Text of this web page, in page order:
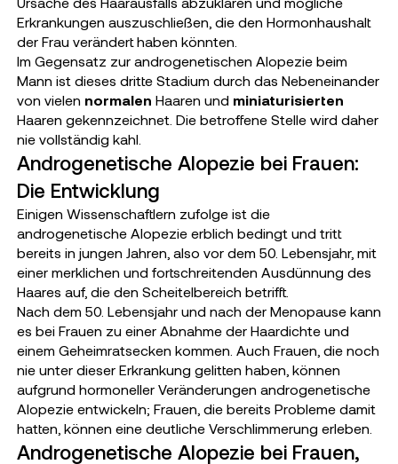
Erkrankungen auszuschließen, die den Hormonhaushalt
der Frau verändert haben könnten.
Im Gegensatz zur androgenetischen Alopezie beim
Mann ist dieses dritte Stadium durch das Nebeneinander
von vielen normalen Haaren und miniaturisierten
Haaren gekennzeichnet. Die betroffene Stelle wird daher
nie vollständig kahl.
Androgenetische Alopezie bei Frauen:
Die Entwicklung
Einigen Wissenschaftlern zufolge ist die
androgenetische Alopezie erblich bedingt und tritt
bereits in jungen Jahren, also vor dem 50. Lebensjahr, mit
einer merklichen und fortschreitenden Ausdünnung des
Haares auf, die den Scheitelbereich betrifft.
Nach dem 50. Lebensjahr und nach der Menopause kann
es bei Frauen zu einer Abnahme der Haardichte und
einem Geheimratsecken kommen. Auch Frauen, die noch
nie unter dieser Erkrankung gelitten haben, können
aufgrund hormoneller Veränderungen androgenetische
Alopezie entwickeln; Frauen, die bereits Probleme damit
hatten, können eine deutliche Verschlimmerung erleben.
Androgenetische Alopezie bei Frauen,